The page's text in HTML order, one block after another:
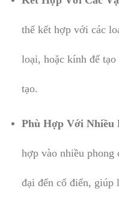
thể kết hợp với các
loại, hoặc kính để tạo
tạo.
Phù Hợp Với Nhiều
hợp vào nhiều phong
đại đến cổ điển, giúp